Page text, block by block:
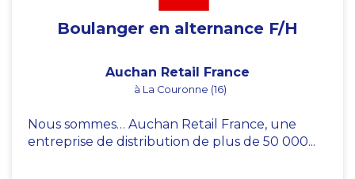
Boulanger en alternance F/H
Auchan Retail France
à La Couronne (16)
Nous sommes… Auchan Retail France, une
entreprise de distribution de plus de 50 000...